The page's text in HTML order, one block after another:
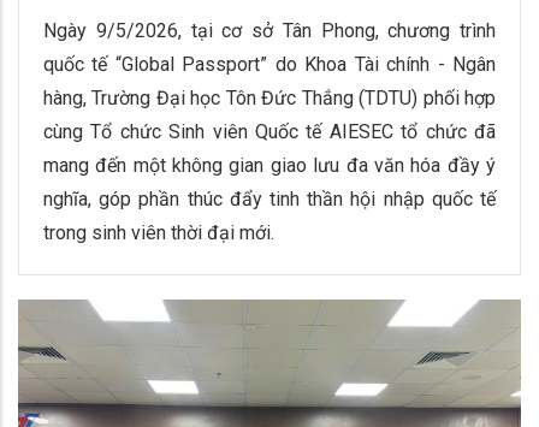
Ngày 9/5/2026, tại cơ sở Tân Phong, chương trình
quốc tế “Global Passport” do Khoa Tài chính - Ngân
hàng, Trường Đại học Tôn Đức Thắng (TDTU) phối hợp
cùng Tổ chức Sinh viên Quốc tế AIESEC tổ chức đã
mang đến một không gian giao lưu đa văn hóa đầy ý
nghĩa, góp phần thúc đẩy tinh thần hội nhập quốc tế
trong sinh viên thời đại mới.